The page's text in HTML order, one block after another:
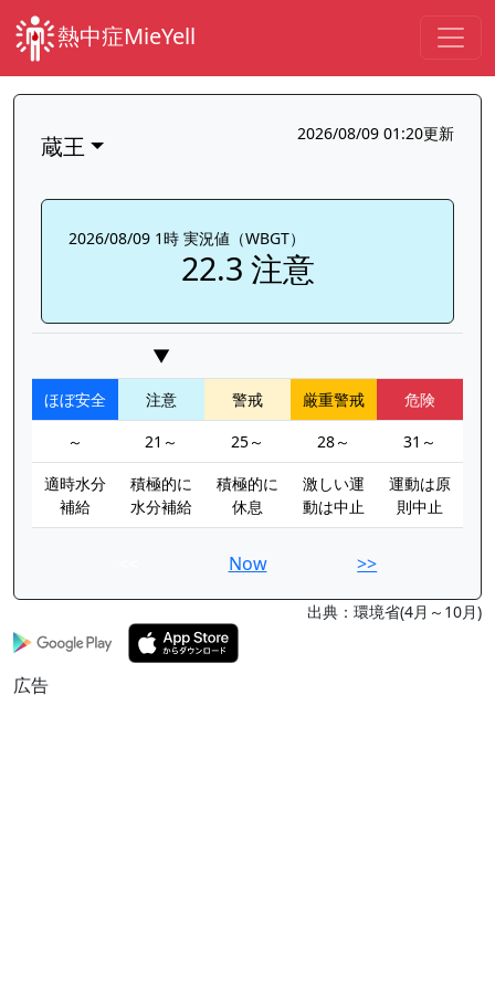
熱中症MieYell
蔵王 2026/08/09 01:20更新
2026/08/09 1時 実況値（WBGT）
22.3 注意
▼
ほぼ安全 注意 警戒 厳重警戒
危険
～
21～ 25～ 28～
31～
適時水分
補給
積極的に
水分補給
積極的に
休息
激しい運
動は中止
運動は原
則中止
Now >>
出典：環境省(4月～10月)
広告